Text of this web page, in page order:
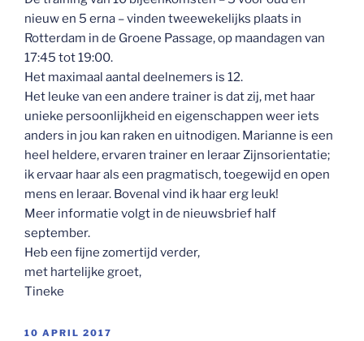
nieuw en 5 erna – vinden tweewekelijks plaats in
Rotterdam in de Groene Passage, op maandagen van
17:45 tot 19:00.
Het maximaal aantal deelnemers is 12.
Het leuke van een andere trainer is dat zij, met haar
unieke persoonlijkheid en eigenschappen weer iets
anders in jou kan raken en uitnodigen. Marianne is een
heel heldere, ervaren trainer en leraar Zijnsorientatie;
ik ervaar haar als een pragmatisch, toegewijd en open
mens en leraar. Bovenal vind ik haar erg leuk!
Meer informatie volgt in de nieuwsbrief half
september.
Heb een fijne zomertijd verder,
met hartelijke groet,
Tineke
GEPLAATST
10 APRIL 2017